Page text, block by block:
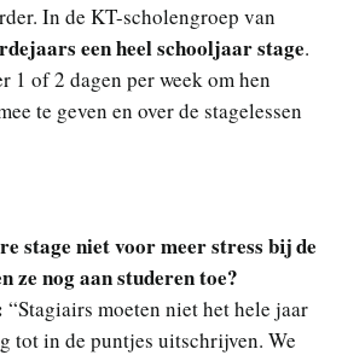
In de KT-scholengroep van
een heel schooljaar stage.
1 of 2 dagen per week om hen
te geven en over de stagelessen
stage niet voor meer stress bij de
ze nog aan studeren toe?
“Stagiairs moeten niet het hele jaar
tot in de puntjes uitschrijven. We